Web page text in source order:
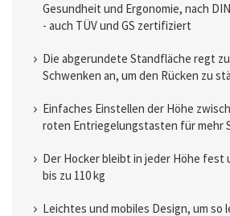
Gesundheit und Ergonomie, nach DIN
- auch TÜV und GS zertifiziert
Die abgerundete Standfläche regt
Schwenken an, um den Rücken zu
Einfaches Einstellen der Höhe
roten Entriegelungstasten für mehr
Der Hocker bleibt in jeder Höhe fest
bis zu 110 kg
Leichtes und mobiles Design, um so